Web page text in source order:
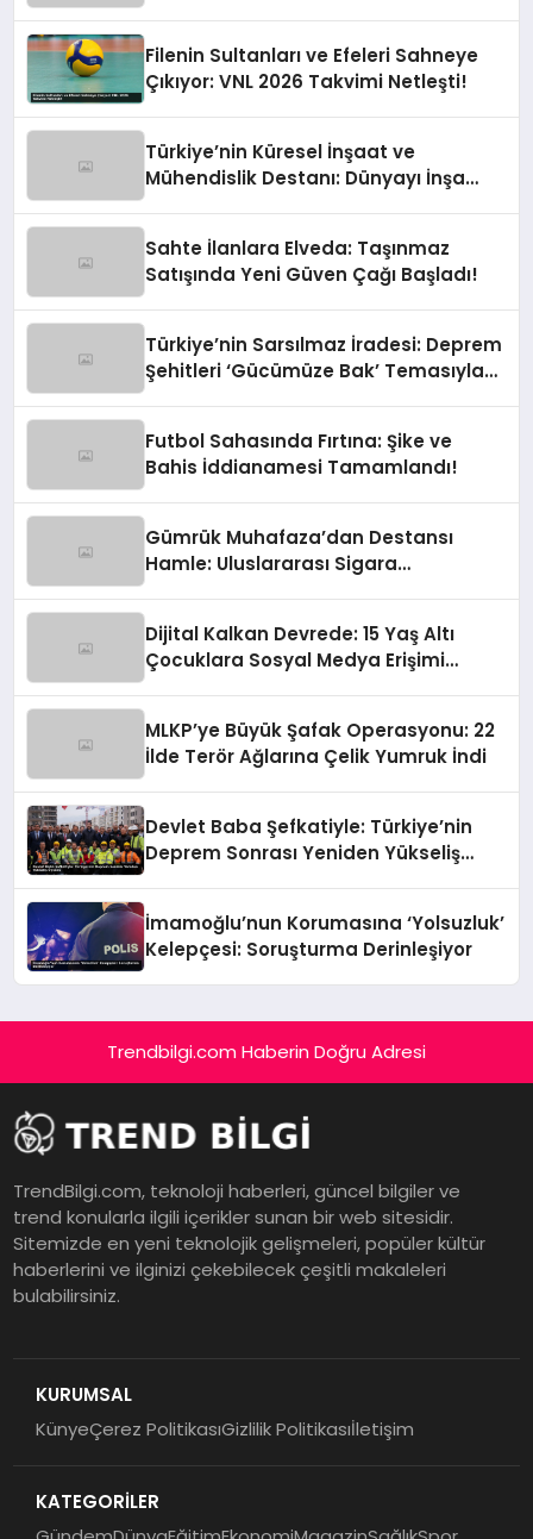
Filenin Sultanları ve Efeleri Sahneye
Çıkıyor: VNL 2026 Takvimi Netleşti!
Türkiye’nin Küresel İnşaat ve
Mühendislik Destanı: Dünyayı İnşa
Sahte İlanlara Elveda: Taşınmaz
Satışında Yeni Güven Çağı Başladı!
Türkiye’nin Sarsılmaz İradesi: Deprem
Şehitleri ‘Gücümüze Bak’ Temasıyla
Futbol Sahasında Fırtına: Şike ve
Bahis İddianamesi Tamamlandı!
Gümrük Muhafaza’dan Destansı
Hamle: Uluslararası Sigara
Dijital Kalkan Devrede: 15 Yaş Altı
Çocuklara Sosyal Medya Erişimi
MLKP’ye Büyük Şafak Operasyonu: 22
İlde Terör Ağlarına Çelik Yumruk İndi
Devlet Baba Şefkatiyle: Türkiye’nin
Deprem Sonrası Yeniden Yükseliş
İmamoğlu’nun Korumasına ‘Yolsuzluk’
Kelepçesi: Soruşturma Derinleşiyor
Trendbilgi.com Haberin Doğru Adresi
TrendBilgi.com, teknoloji haberleri, güncel bilgiler ve
trend konularla ilgili içerikler sunan bir web sitesidir.
Sitemizde en yeni teknolojik gelişmeleri, popüler kültür
haberlerini ve ilginizi çekebilecek çeşitli makaleleri
bulabilirsiniz.
KURUMSAL
KünyeÇerez PolitikasıGizlilik Politikasıİletişim
KATEGORİLER